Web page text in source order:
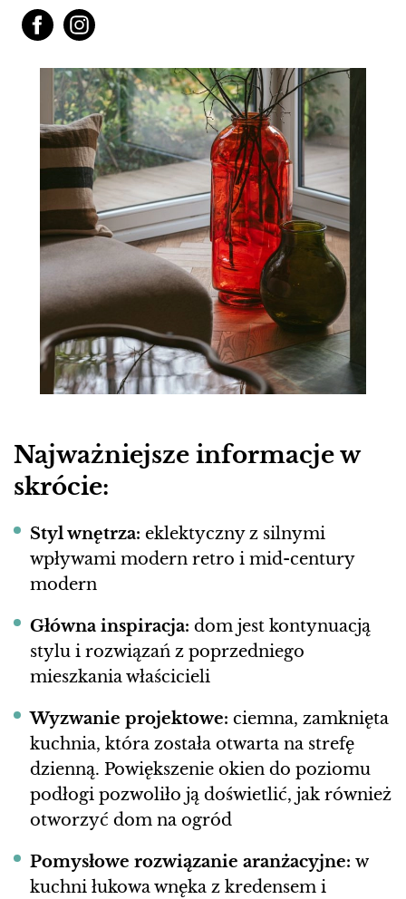
Najważniejsze informacje w
skrócie:
Styl wnętrza: eklektyczny z silnymi
wpływami modern retro i mid-century
modern
Główna inspiracja: dom jest kontynuacją
stylu i rozwiązań z poprzedniego
mieszkania właścicieli
Wyzwanie projektowe: ciemna, zamknięta
kuchnia, która została otwarta na strefę
dzienną. Powiększenie okien do poziomu
podłogi pozwoliło ją doświetlić, jak również
otworzyć dom na ogród
Pomysłowe rozwiązanie aranżacyjne: w
kuchni łukowa wnęka z kredensem i